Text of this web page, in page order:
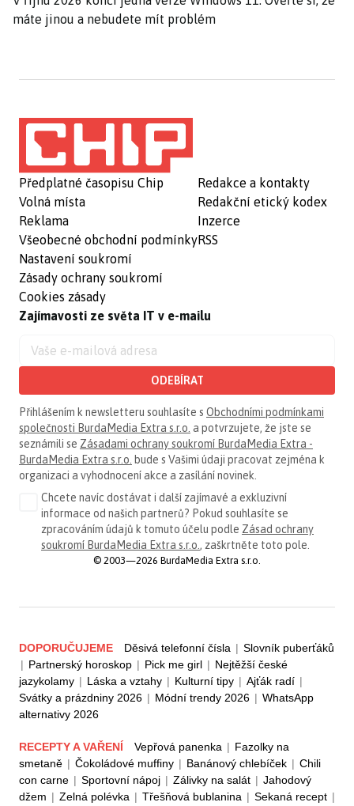
máte jinou a nebudete mít problém
Předplatné časopisu Chip
Volná místa
Reklama
Všeobecné obchodní podmínky
Nastavení soukromí
Zásady ochrany soukromí
Cookies zásady
Redakce a kontakty
Redakční etický kodex
Inzerce
RSS
Zajímavosti ze světa IT v e-mailu
ODEBÍRAT
Přihlášením k newsletteru souhlasíte s Obchodními podmínkami
společnosti BurdaMedia Extra s.r.o. a potvrzujete, že jste se
seznámili se Zásadami ochrany soukromí BurdaMedia Extra -
BurdaMedia Extra s.r.o. bude s Vašimi údaji pracovat zejména k
organizaci a vyhodnocení akce a zasílání novinek.
Chcete navíc dostávat i další zajímavé a exkluzivní
informace od našich partnerů? Pokud souhlasíte se
zpracováním údajů k tomuto účelu podle Zásad ochrany
soukromí BurdaMedia Extra s.r.o., zaškrtněte toto pole.
© 2003—2026 BurdaMedia Extra s.r.o.
DOPORUČUJEME Děsivá telefonní čísla | Slovník puberťáků
| Partnerský horoskop | Pick me girl | Nejtěžší české
jazykolamy | Láska a vztahy | Kulturní tipy | Ajťák radí |
Svátky a prázdniny 2026 | Módní trendy 2026 | WhatsApp
alternativy 2026
RECEPTY A VAŘENÍ Vepřová panenka | Fazolky na
smetaně | Čokoládové muffiny | Banánový chlebíček | Chili
con carne | Sportovní nápoj | Zálivky na salát | Jahodový
džem | Zelná polévka | Třešňová bublanina | Sekaná recept |